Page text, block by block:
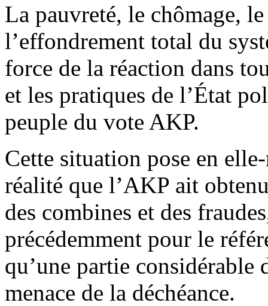
La pauvreté, le chômage,
l’effondrement total du
force de la réaction dans
et les pratiques de l’État
peuple du vote AKP.
Cette situation pose en
réalité que l’AKP ait
des combines et des
précédemment pour le
qu’une partie considérable
menace de la déchéance.